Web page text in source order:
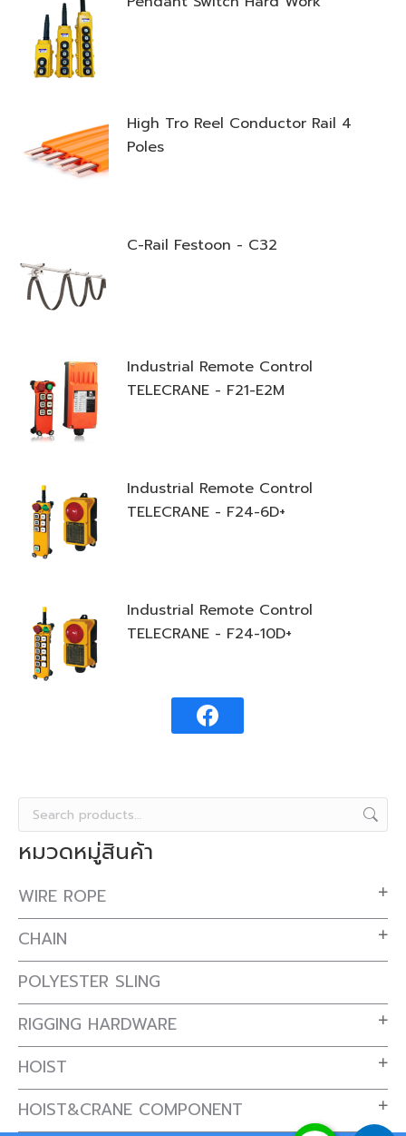
High Tro Reel Conductor Rail 4
Poles
C-Rail Festoon - C32
Industrial Remote Control
TELECRANE - F21-E2M
Industrial Remote Control
TELECRANE - F24-6D+
Industrial Remote Control
TELECRANE - F24-10D+
หมวดหมู่สินค้า
WIRE ROPE
CHAIN
POLYESTER SLING
RIGGING HARDWARE
HOIST
HOIST&CRANE COMPONENT